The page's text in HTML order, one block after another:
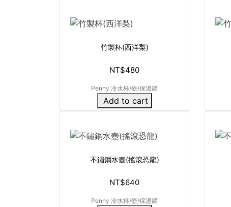
竹製杯(西洋梨)
NT$480
Penny 冷水杯/壺/保溫罐
Add to cart
不鏽鋼水壺(搖滾恐龍)
NT$640
Penny 冷水杯/壺/保溫罐